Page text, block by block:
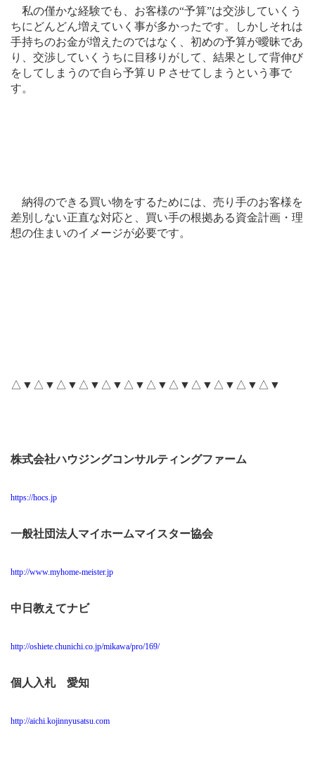
私の僅かな経験でも、お客様の“予算”は交渉していくう
ちにどんどん増えていく事が多かったです。しかしそれは
手持ちのお金が増えたのではなく、初めの予算が曖昧であ
り、交渉していくうちに目移りがして、結果として背伸び
をしてしまうので自ら予算ＵＰさせてしまうという事で
す。
納得のできる買い物をするためには、売り手のお客様を
差別しない正直な対応と、買い手の根拠ある資金計画・理
想の住まいのイメージが必要です。
△▼△▼△▼△▼△▼△▼△▼△▼△▼△▼△▼△▼
株式会社ハウジングコンサルティングファーム
https://hocs.jp
一般社団法人マイホームマイスター協会
http://www.myhome-meister.jp
中日教えてナビ
http://oshiete.chunichi.co.jp/mikawa/pro/169/
個人入札 愛知
http://aichi.kojinnyusatsu.com